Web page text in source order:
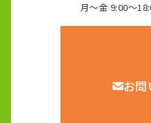
月～金 9:00～
お問